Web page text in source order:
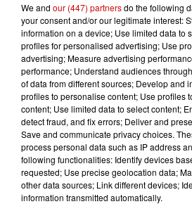
Gagnez vos
Musée du
Mans !
Alouette vous
Futuroscope
We and our (447) partnersdo the following
your consent and/or our legitimate interest:
information on a device; Use limited data to
profiles for personalised advertising; Use
advertising; Measure advertising
performance; Understand audiences
of data from different sources; Develop and
profiles to personalise content; Use profiles
content; Use limited data to select content;
detect fraud, and fix errors; Deliver and
Save and communicate privacy choices.
process personal data such as IP address
following functionalities: Identify devices
requested; Use precise geolocation data;
other data sources; Link different devices;
information transmitted automatically.